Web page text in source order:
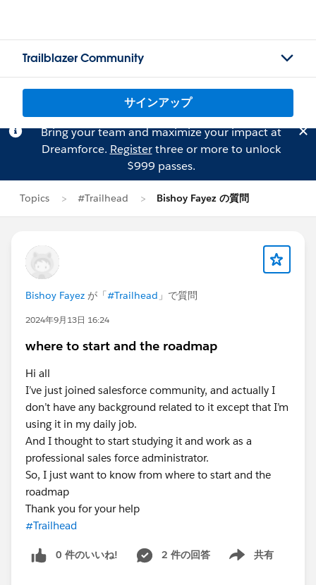
Trailblazer Community
サインアップ
Bring your team and maximize your impact at
Dreamforce. Registerthree or more to unlock
$999 passes.
Topics #Trailhead Bishoy Fayez の質問
Bishoy Fayez が「#Trailhead 」で質問
2024年9月13日 16:24
where to start and the roadmap
Hi all
I’ve just joined salesforce community, and actually I
don’t have any background related to it except that I’m
using it in my daily job.
And I thought to start studying it and work as a
professional sales force administrator.
So, I just want to know from where to start and the
roadmap
Thank you for your help
#Trailhead
0 件のいいね! 2 件の回答 共有
Show menu